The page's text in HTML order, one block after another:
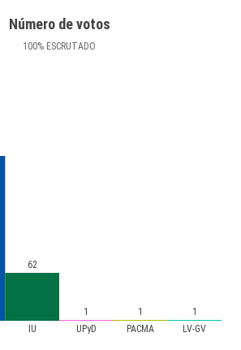
Número de votos
100% ESCRUTADO
IU UPyD PACMA LV-GV
62
1 1 1